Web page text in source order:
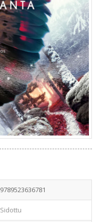
9789523636781
Sidottu